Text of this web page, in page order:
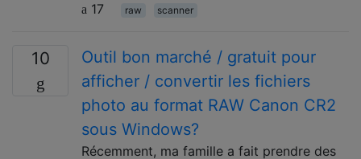
17
raw scanner
10
Outil bon marché / gratuit pour
afficher / convertir les fichiers
photo au format RAW Canon CR2
sous Windows?
Récemment, ma famille a fait prendre des